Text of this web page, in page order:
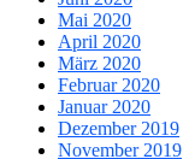
Mai 2020
April 2020
März 2020
Februar 2020
Januar 2020
Dezember 2019
November 2019